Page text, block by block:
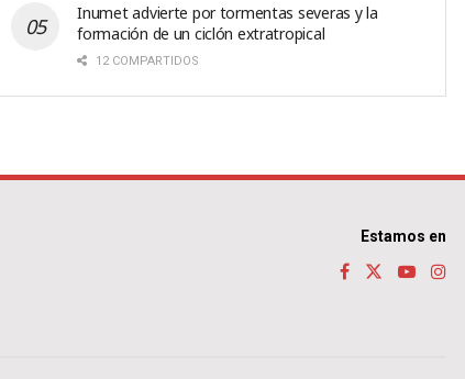
Inumet advierte por tormentas severas y la
formación de un ciclón extratropical
12 COMPARTIDOS
Estamos en